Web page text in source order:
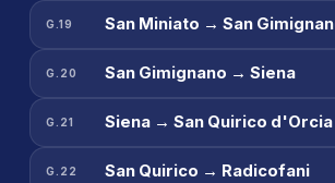
G.19 San Miniato → San
G.20 San Gimignano → Siena
G.21 Siena → San Quirico d'Orcia
G.22 San Quirico → Radicofani